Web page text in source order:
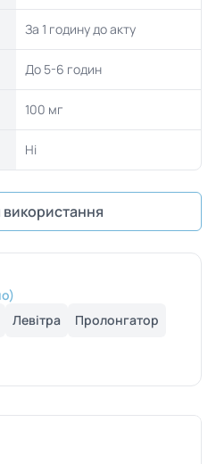
За 1 годину до акту
До 5-6 годин
100 мг
Ні
використання
Левітра
Пролонгатор